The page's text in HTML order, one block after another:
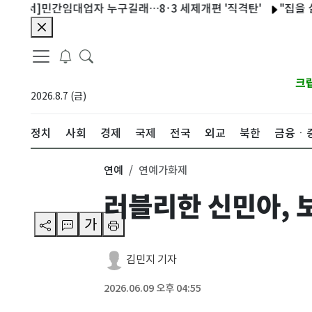
임대업자 누구길래…8·3 세제개편 '직격탄' "집을 살 때 돈보
2026.8.7 (금)
크
정치 사회 경제 국제 전국 외교 북한 금융ㆍ
가
연예 연예가화제
러블리한 신민아,
김민지 기자
2026.06.09 오후 04:55